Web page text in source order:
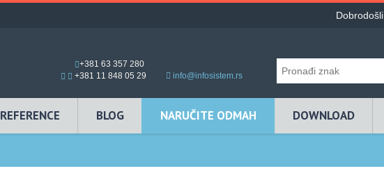
Dobrodošli
+381 63 357 280
+381 11 848 05 29
info@infosistem.rs
REFERENCE BLOG NARUČITE ODMAH DOWNLOAD